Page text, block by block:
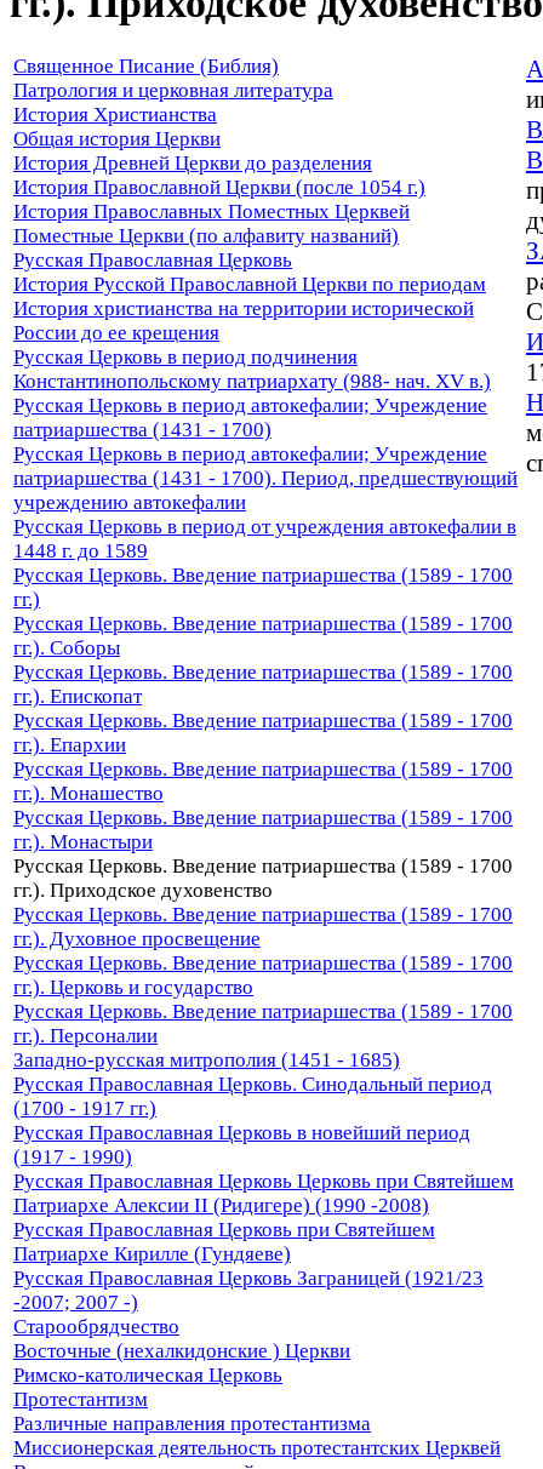
Священное Писание (Библия)
Патрология и церковная литература
История Христианства
Общая история Церкви
История Древней Церкви до разделения
История Православной Церкви (после 1054 г.)
История Православных Поместных Церквей
Поместные Церкви (по алфавиту названий)
Русская Православная Церковь
История Русской Православной Церкви по периодам
История христианства на территории исторической
России до ее крещения
Русская Церковь в период подчинения
Константинопольскому патриархату (988- нач. XV в.)
Русская Церковь в период автокефалии; Учреждение
патриаршества (1431 - 1700)
Русская Церковь в период автокефалии; Учреждение
патриаршества (1431 - 1700). Период, предшествующий
учреждению автокефалии
Русская Церковь в период от учреждения автокефалии в
1448 г. до 1589
Русская Церковь. Введение патриаршества (1589 - 1700
гг.)
Русская Церковь. Введение патриаршества (1589 - 1700
гг.). Соборы
Русская Церковь. Введение патриаршества (1589 - 1700
гг.). Епископат
Русская Церковь. Введение патриаршества (1589 - 1700
гг.). Епархии
Русская Церковь. Введение патриаршества (1589 - 1700
гг.). Монашество
Русская Церковь. Введение патриаршества (1589 - 1700
гг.). Монастыри
Русская Церковь. Введение патриаршества (1589 - 1700
гг.). Приходское духовенство
Русская Церковь. Введение патриаршества (1589 - 1700
гг.). Духовное просвещение
Русская Церковь. Введение патриаршества (1589 - 1700
гг.). Церковь и государство
Русская Церковь. Введение патриаршества (1589 - 1700
гг.). Персоналии
Западно-русская митрополия (1451 - 1685)
Русская Православная Церковь. Синодальный период
(1700 - 1917 гг.)
Русская Православная Церковь в новейший период
(1917 - 1990)
Русская Православная Церковь Церковь при Святейшем
Патриархе Алексии II (Ридигере) (1990 -2008)
Русская Православная Церковь при Святейшем
Патриархе Кирилле (Гундяеве)
Русская Православная Церковь Заграницей (1921/23
-2007; 2007 -)
Старообрядчество
Восточные (нехалкидонские ) Церкви
Римско-католическая Церковь
Протестантизм
Различные направления протестантизма
Миссионерская деятельность протестантских Церквей